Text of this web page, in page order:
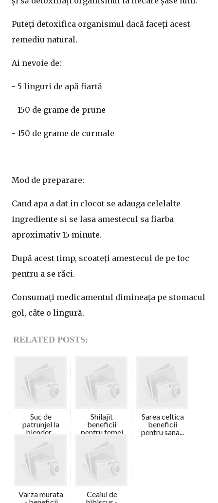
Puteți detoxifica organismul dacă faceți acest
remediu natural.
Ai nevoie de:
- 5 linguri de apă fiartă
- 150 de grame de prune
- 150 de grame de curmale
Mod de preparare:
Cand apa a dat in clocot se adauga celelalte
ingrediente si se lasa amestecul sa fiarba
aproximativ 15 minute.
După acest timp, scoateți amestecul de pe foc
pentru a se răci.
Consumați medicamentul dimineața pe stomacul
gol, câte o lingură.
RELATED POSTS:
Suc de
patrunjel la
blender -
Shilajit
beneficii
pentru femei
Sarea celtica
beneficii
pentru sana...
Varza murata
Ceaiul de